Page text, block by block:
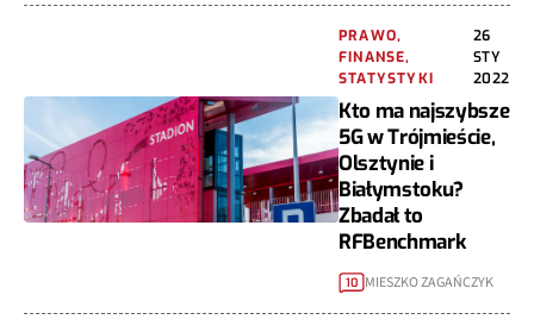
PRAWO,
FINANSE,
STATYSTYKI
26
STY
2022
Kto ma najszybsze
5G w Trójmieście,
Olsztynie i
Białymstoku?
Zbadał to
RFBenchmark
10 MIESZKO ZAGAŃCZYK